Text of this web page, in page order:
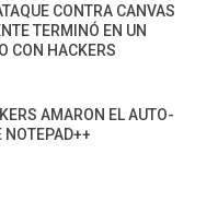
CONTRA CANVAS
TERMINÓ EN UN
CON HACKERS
AMARON EL AUTO-
NOTEPAD++